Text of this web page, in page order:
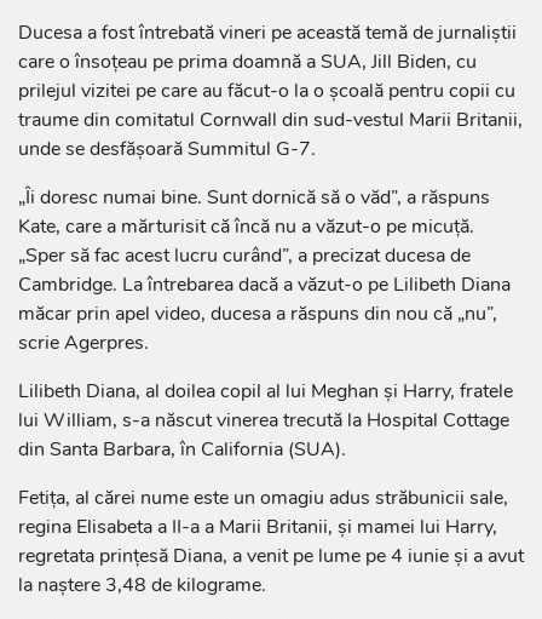
Ducesa a fost întrebată vineri pe această temă de jurnaliştii
care o însoţeau pe prima doamnă a SUA, Jill Biden, cu
prilejul vizitei pe care au făcut-o la o şcoală pentru copii cu
traume din comitatul Cornwall din sud-vestul Marii Britanii,
unde se desfăşoară Summitul G-7.
„Îi doresc numai bine. Sunt dornică să o văd”, a răspuns
Kate, care a mărturisit că încă nu a văzut-o pe micuţă.
„Sper să fac acest lucru curând”, a precizat ducesa de
Cambridge. La întrebarea dacă a văzut-o pe Lilibeth Diana
măcar prin apel video, ducesa a răspuns din nou că „nu”,
scrie Agerpres.
Lilibeth Diana, al doilea copil al lui Meghan şi Harry, fratele
lui William, s-a născut vinerea trecută la Hospital Cottage
din Santa Barbara, în California (SUA).
Fetiţa, al cărei nume este un omagiu adus străbunicii sale,
regina Elisabeta a II-a a Marii Britanii, şi mamei lui Harry,
regretata prinţesă Diana, a venit pe lume pe 4 iunie şi a avut
la naştere 3,48 de kilograme.